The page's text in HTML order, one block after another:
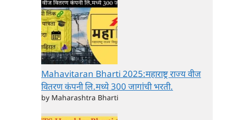
Mahavitaran Bharti 2025:महाराष्ट्र राज्य वीज
वितरण कंपनी लि.मध्ये 300 जागांची भरती.
by Maharashtra Bharti